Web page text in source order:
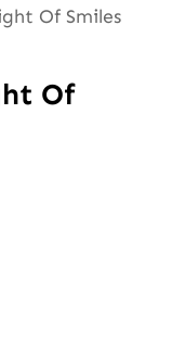
Of Smiles
Of